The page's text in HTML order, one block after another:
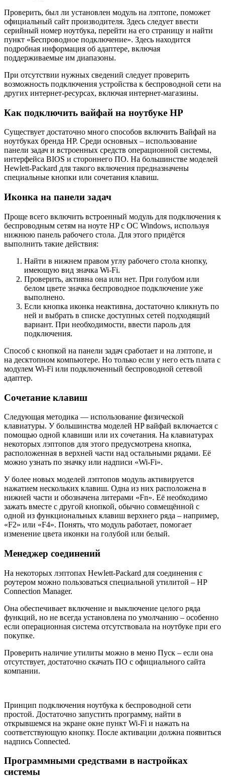
Проверить, был ли установлен модуль на лэптопе, поможет
официальный сайт производителя. Здесь следует ввести
серийный номер ноутбука, перейти на его страницу и найти
пункт «Беспроводное подключение». Здесь находится
подробная информация об адаптере, включая
поддерживаемые им диапазоны.
При отсутствии нужных сведений следует проверить
возможность подключения устройства к беспроводной сети на
других интернет-ресурсах, включая интернет-магазины.
Как подключить вайфай на ноутбуке HP
Существует достаточно много способов включить Вайфай на
ноутбуках бренда HP. Среди основных – использование
панели задач и встроенных средств операционной системы,
интерфейса BIOS и стороннего ПО. На большинстве моделей
Hewlett-Packard для такого включения предназначены
специальные кнопки или сочетания клавиш.
Иконка на панели задач
Проще всего включить встроенный модуль для подключения к
беспроводным сетям на ноуте HP с ОС Windows, используя
нижнюю панель рабочего стола. Для этого придётся
выполнить такие действия:
Найти в нижнем правом углу рабочего стола кнопку,
имеющую вид значка Wi-Fi.
Проверить, активна она или нет. При голубом или
белом цвете значка беспроводное подключение уже
выполнено.
Если кнопка иконка неактивна, достаточно кликнуть по
ней и выбрать в списке доступных сетей подходящий
вариант. При необходимости, ввести пароль для
подключения.
Способ с кнопкой на панели задач сработает и на лэптопе, и
на десктопном компьютере. Но только если у него есть плата с
модулем Wi-Fi или подключенный беспроводной сетевой
адаптер.
Сочетание клавиш
Следующая методика — использование физической
клавиатуры. У большинства моделей HP вайфай включается с
помощью одной клавиши или их сочетания. На клавиатурах
некоторых лэптопов для этого предусмотрена кнопка,
расположенная в верхней части над остальными рядами. Её
можно узнать по значку или надписи «Wi-Fi».
У более новых моделей лэптопов модуль активируется
нажатием нескольких клавиш. Одна из них расположена в
нижней части и обозначена литерами «Fn». Её необходимо
зажать вместе с другой кнопкой, обычно совмещённой с
одной из функциональных клавиш верхнего ряда – например,
«F2» или «F4». Понять, что модуль работает, помогает
изменение цвета иконки на голубой или белый.
Менеджер соединений
На некоторых лэптопах Hewlett-Packard для соединения с
роутером можно пользоваться специальной утилитой – HP
Connection Manager.
Она обеспечивает включение и выключение целого ряда
функций, но не всегда установлена по умолчанию – особенно
если операционная система отсутствовала на ноутбуке при его
покупке.
Проверить наличие утилиты можно в меню Пуск – если она
отсутствует, достаточно скачать ПО с официального сайта
компании.
Принцип подключения ноутбука к беспроводной сети
простой. Достаточно запустить программу, найти в
открывшемся на экране окне пункт Wi-Fi и нажать на
соответствующую кнопку. После активации должна появиться
надпись Connected.
Программными средствами в настройках
системы